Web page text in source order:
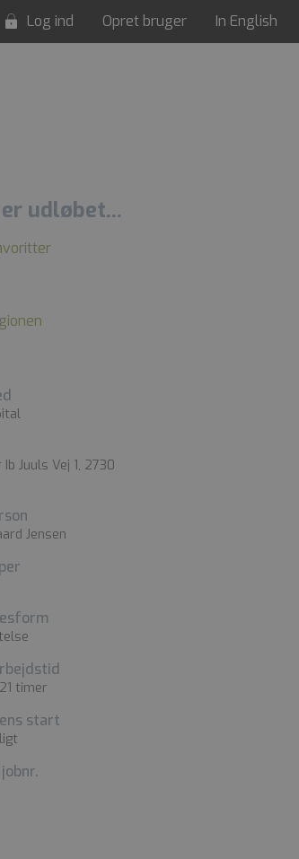
Log ind Opret bruger In English
udløbet...
Juuls Vej 1, 2730
Jensen
timer
start